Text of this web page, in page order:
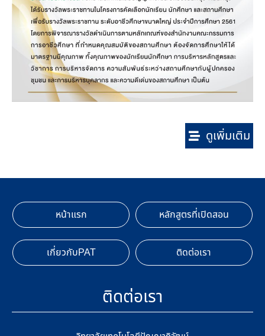
ดูเพิ่มเติม
หน้าแรก หลักสูตรที่เปิดสอน
เกี่ยวกับPAT ติดต่อเรา
ติดต่อเรา